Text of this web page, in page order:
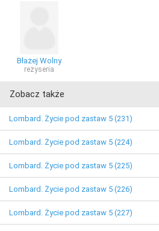
Błażej Wolny
reżyseria
Zobacz także
Lombard. Życie pod zastaw 5 (231)
Lombard. Życie pod zastaw 5 (224)
Lombard. Życie pod zastaw 5 (225)
Lombard. Życie pod zastaw 5 (226)
Lombard. Życie pod zastaw 5 (227)